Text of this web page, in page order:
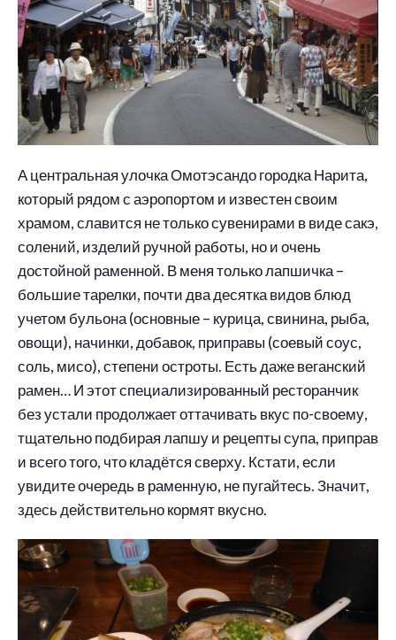
А центральная улочка Омотэсандо городка Нарита,
который рядом с аэропортом и известен своим
храмом, славится не только сувенирами в виде сакэ,
солений, изделий ручной работы, но и очень
достойной раменной. В меня только лапшичка –
большие тарелки, почти два десятка видов блюд
учетом бульона (основные – курица, свинина, рыба,
овощи), начинки, добавок, приправы (соевый соус,
соль, мисо), степени остроты. Есть даже веганский
рамен… И этот специализированный ресторанчик
без устали продолжает оттачивать вкус по-своему,
тщательно подбирая лапшу и рецепты супа, приправ
и всего того, что кладётся сверху. Кстати, если
увидите очередь в раменную, не пугайтесь. Значит,
здесь действительно кормят вкусно.